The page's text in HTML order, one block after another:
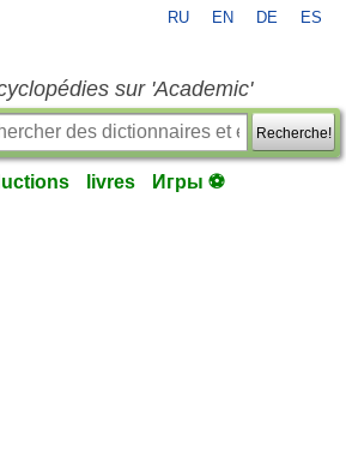
RU EN DE ES
sur 'Academic'
Recherche!
livres Игры ⚽